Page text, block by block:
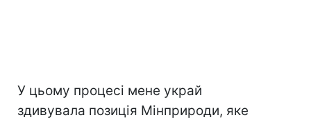
У цьому процесі мене украй
здивувала позиція Мінприроди, яке